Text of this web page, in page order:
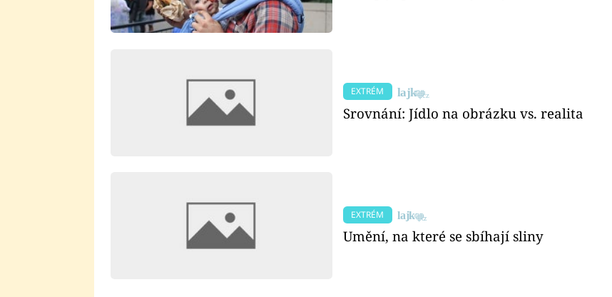
EXTRÉM
Srovnání: Jídlo na obrázku vs. realita
EXTRÉM
Umění, na které se sbíhají sliny